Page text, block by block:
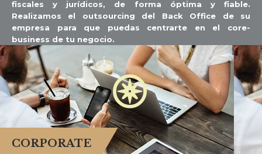
fiscales y jurídicos, de forma óptima y fiable.
Realizamos el outsourcing del Back Office de su
empresa para que puedas centrarte en el core-
business de tu negocio.

CORPORATE